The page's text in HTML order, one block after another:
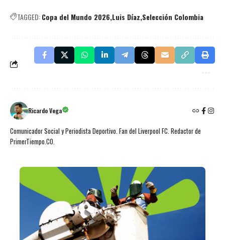
TAGGED:Copa del Mundo 2026 Luis Díaz Selección Colombia
Ricardo Vega
Comunicador Social y Periodista Deportivo. Fan del Liverpool FC. Redactor de
PrimerTiempo.CO.